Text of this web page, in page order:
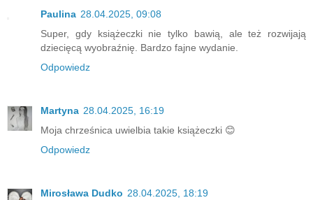
Paulina 28.04.2025, 09:08
Super, gdy książeczki nie tylko bawią, ale też rozwijają
dziecięcą wyobraźnię. Bardzo fajne wydanie.
Odpowiedz
Martyna 28.04.2025, 16:19
Moja chrześnica uwielbia takie książeczki 😊
Odpowiedz
Mirosława Dudko 28.04.2025, 18:19